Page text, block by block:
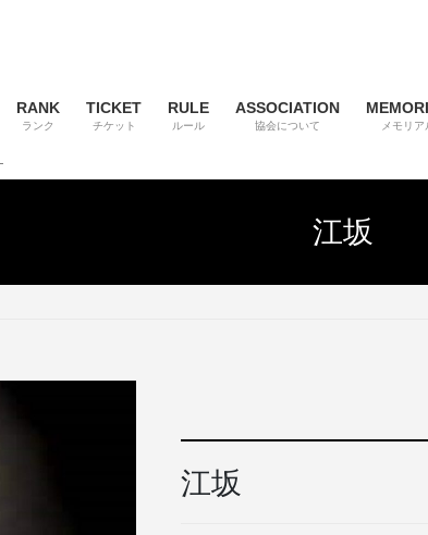
RANK
ランク
TICKET
チケット
RULE
ルール
ASSOCIATION
協会について メモリア
江坂
江坂